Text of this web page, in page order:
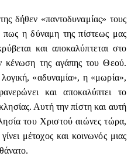
δήθεν «παντοδυναμίας» τους
πως η δύναμη της πίστεως μας
και αποκαλύπτεται στο
κένωση της αγάπης του Θεού.
«αδυναμία», η «μωρία»,
και αποκαλύπτει το
Αυτή την πίστη και αυτή
του Χριστού αιώνες τώρα,
μέτοχος και κοινωνός μιας